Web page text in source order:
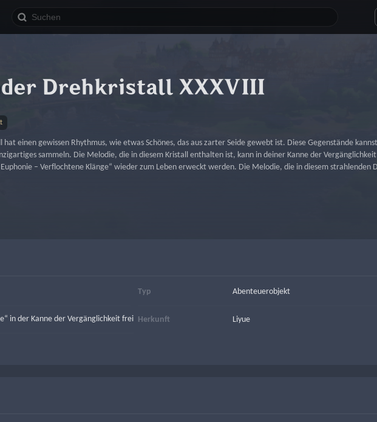
Drehkristall XXXVIII
hat einen gewissen Rhythmus, wie etwas Schönes, das aus zarter Seide gewebt ist. Diese Gegenstände
sammeln. Die Melodie, die in diesem Kristall enthalten ist, kann in deiner Kanne der
– Verflochtene Klänge“ wieder zum Leben erweckt werden. Die Melodie, die in diesem
Typ Abenteuerobjekt
in der Kanne der Vergänglichkeit frei Herkunft Liyue